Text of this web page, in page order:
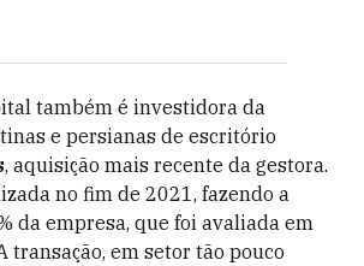
também é investidora da
e persianas de escritório
, aquisição mais recente da gestora.
no fim de 2021, fazendo a
da empresa, que foi avaliada em
transação, em setor tão pouco